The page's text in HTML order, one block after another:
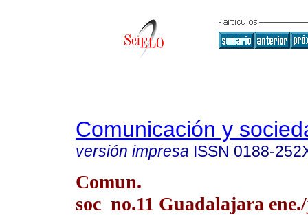
Comunicación y
versión impresa ISSN 0188-
Comun.
soc no.11 Guadalajara